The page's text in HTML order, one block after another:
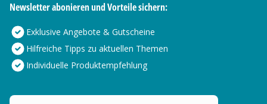
Newsletter abonieren und Vorteile sichern:
Exklusive Angebote & Gutscheine
Hilfreiche Tipps zu aktuellen Themen
Individuelle Produktempfehlung
Deine E-Mail Adresse